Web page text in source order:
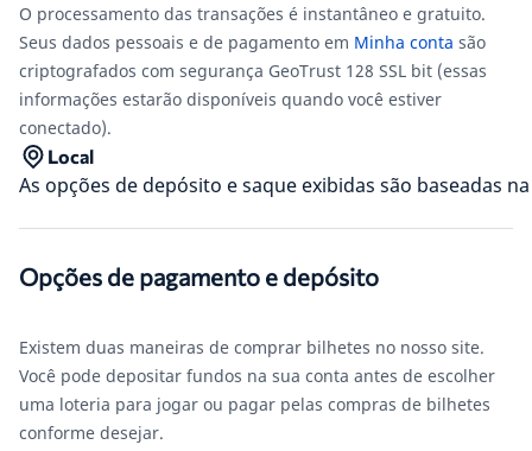
O processamento das transações é instantâneo e gratuito.
Seus dados pessoais e de pagamento em Minha conta são
criptografados com segurança GeoTrust 128 SSL bit (essas
informações estarão disponíveis quando você estiver
conectado).
Local
As opções de depósito e saque exibidas são baseadas
Opções de pagamento e depósito
Existem duas maneiras de comprar bilhetes no nosso site.
Você pode depositar fundos na sua conta antes de escolher
uma loteria para jogar ou pagar pelas compras de bilhetes
conforme desejar.